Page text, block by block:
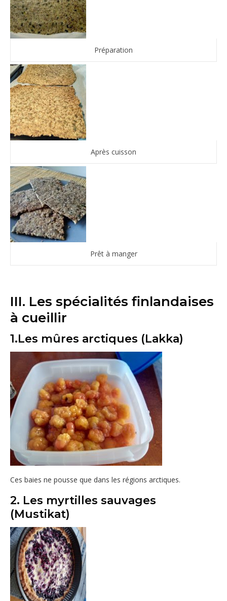
Préparation
Après cuisson
Prêt à manger
III. Les spécialités finlandaises
à cueillir
1.Les mûres arctiques (Lakka)
Ces baies ne pousse que dans les régions arctiques.
2. Les myrtilles sauvages
(Mustikat)